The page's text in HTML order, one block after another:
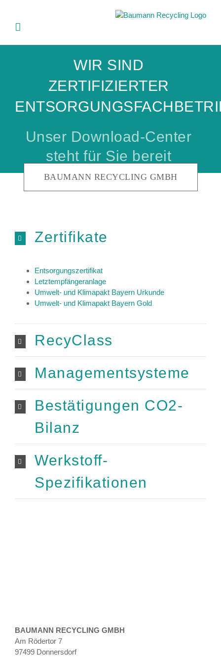
content
WIR SIND
ZERTIFIZIERTER
Unser Download-Center
steht für Sie bereit
BAUMANN RECYCLING GMBH
Zertifikate
Entsorgungszertifikat
Letztempfängeranlage
Umwelt- und Klimapakt Bayern Urkunde
Umwelt- und Klimapakt Bayern Gold
RecyClass
Managementsysteme
Bestätigungen CO2-
Bilanz
Werkstoff-
Spezifikationen
BAUMANN RECYCLING GMBH
Am Rödertor 7
97499 Donnersdorf